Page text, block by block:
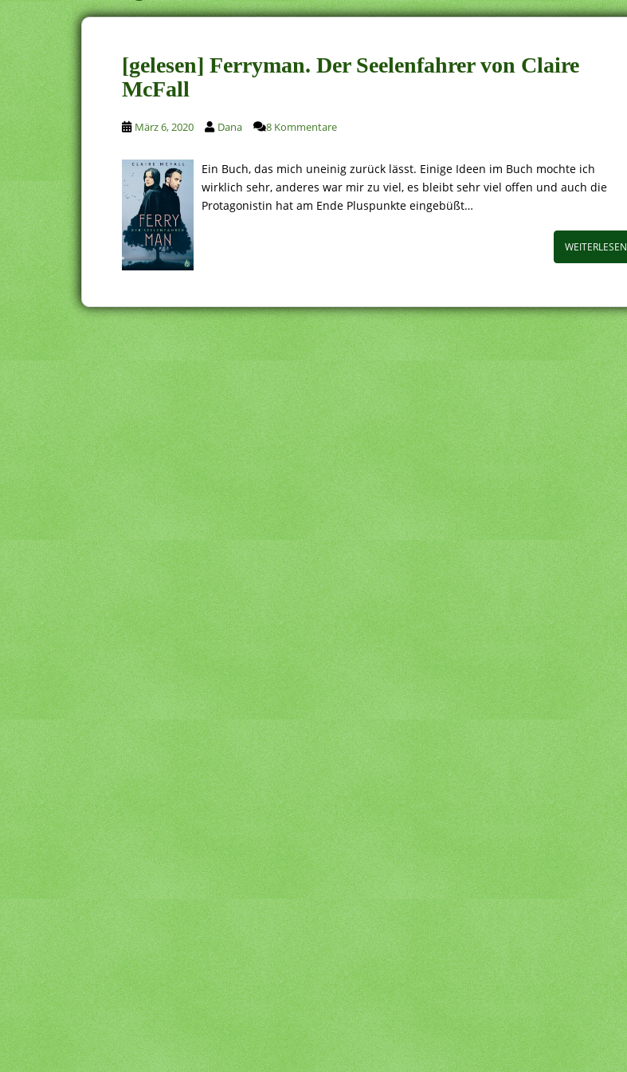
[gelesen] Ferryman. Der Seelenfahrer von Claire
McFall
März 6, 2020 Dana 8 Kommentare
Ein Buch, das mich uneinig zurück lässt. Einige Ideen im Buch mochte ich
wirklich sehr, anderes war mir zu viel, es bleibt sehr viel offen und auch die
Protagonistin hat am Ende Pluspunkte eingebüßt…
WEITERLESEN